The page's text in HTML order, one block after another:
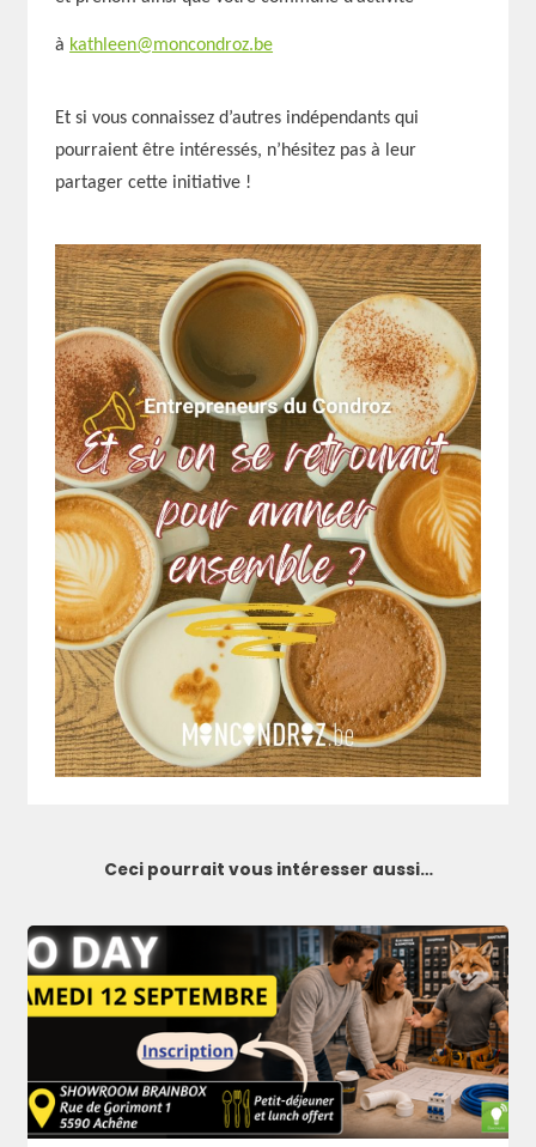
Rechercher
à kathleen@moncondroz.be
Et si vous connaissez d’autres indépendants qui
pourraient être intéressés, n’hésitez pas à leur
partager cette initiative !
Ceci pourrait vous intéresser aussi…